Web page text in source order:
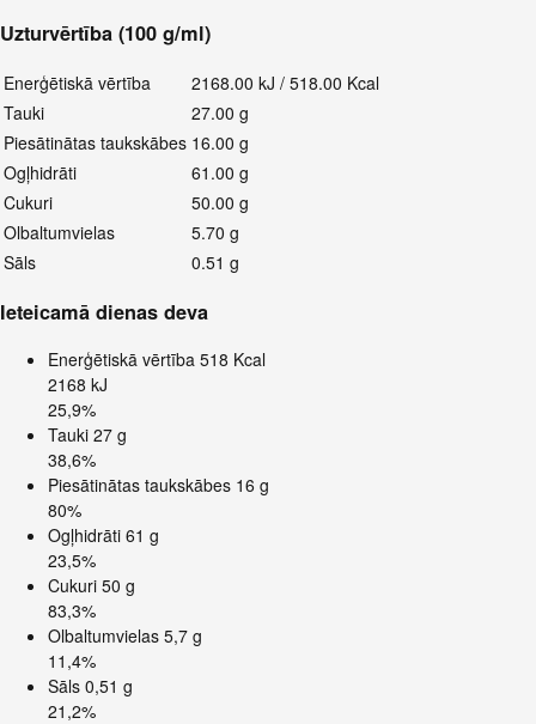
Uzturvērtība (100 g/ml)
Enerģētiskā vērtība
2168.00 kJ / 518.00 Kcal
Tauki
27.00 g
Piesātinātas taukskābes 16.00 g
Ogļhidrāti
61.00 g
Cukuri
50.00 g
Olbaltumvielas
5.70 g
Sāls
0.51 g
Ieteicamā dienas deva
Enerģētiskā vērtība 518 Kcal
2168 kJ
25,9%
Tauki 27 g
38,6%
Piesātinātas taukskābes 16 g
80%
Ogļhidrāti 61 g
23,5%
Cukuri 50 g
83,3%
Olbaltumvielas 5,7 g
11,4%
Sāls 0,51 g
21,2%